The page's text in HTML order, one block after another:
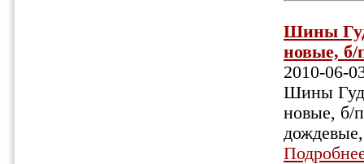
Шины
новые, б/
2010-06-
Шины
новые, б/